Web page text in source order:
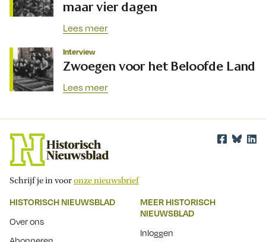
maar vier dagen
Lees meer
Interview
Zwoegen voor het Beloofde Land
Lees meer
Schrijf je in vooronze nieuwsbrief
HISTORISCH NIEUWSBLAD
Over ons
MEER HISTORISCH
NIEUWSBLAD
Inloggen